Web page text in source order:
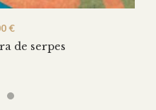
de serpes
€